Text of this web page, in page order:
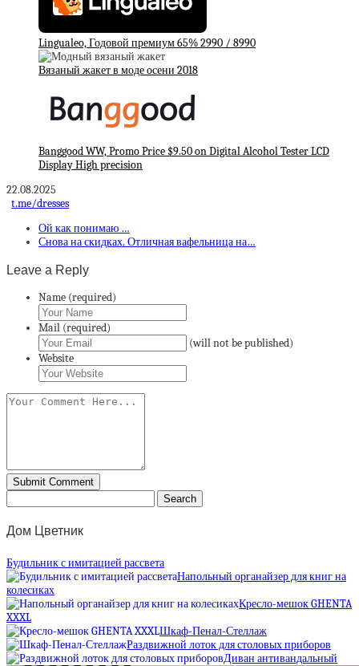
Lingualeo, Годовой премиум 65% 2990 / 8990
Вязаный жакет в моде осени 2018
Banggood WW, Promo Price $9.50 on Digital Alcohol Tester LCD
Display High precision
22.08.2025
t.me/dresses
Ой как понимаю …
Снова на скидках. Отличная вафельница на…
Leave a Reply
Name (required)
Mail (required)
(will not be published)
Website
Дом Цветник
Будильник с имитацией рассвета
Напольный органайзер для книг на
колесиках
Кресло-мешок GHENTA
XXXL
Шкаф-Пенал-Стеллаж
Раздвижной лоток для столовых приборов
Диван антивандальный